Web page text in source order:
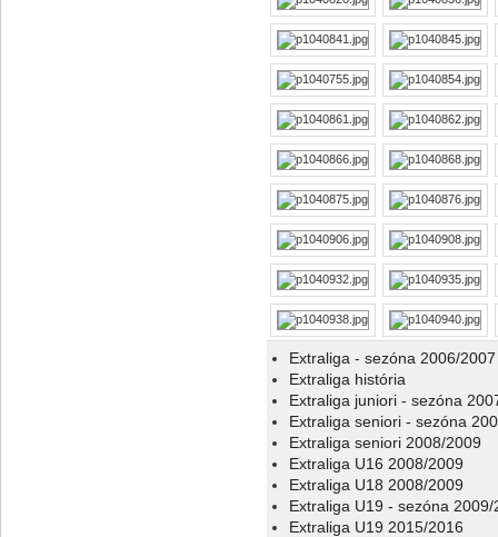
Extraliga - sezóna 2006/2007
Extraliga história
Extraliga juniori - sezóna
Extraliga seniori - sezóna
Extraliga seniori 2008/2009
Extraliga U16 2008/2009
Extraliga U18 2008/2009
Extraliga U19 - sezóna 2009/
Extraliga U19 2015/2016